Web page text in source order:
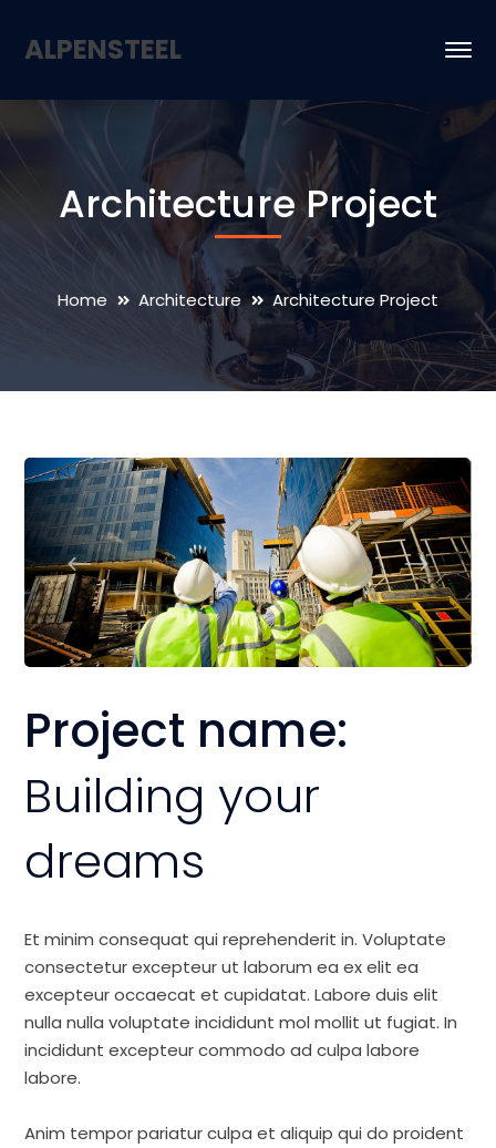
ALPENSTEEL
Architecture Project
Home Architecture Architecture Project
Project name:
Building your
dreams
Et minim consequat qui reprehenderit in. Voluptate
consectetur excepteur ut laborum ea ex elit ea
excepteur occaecat et cupidatat. Labore duis elit
nulla nulla voluptate incididunt mol mollit ut fugiat. In
incididunt excepteur commodo ad culpa labore
labore.
Anim tempor pariatur culpa et aliquip qui do proident